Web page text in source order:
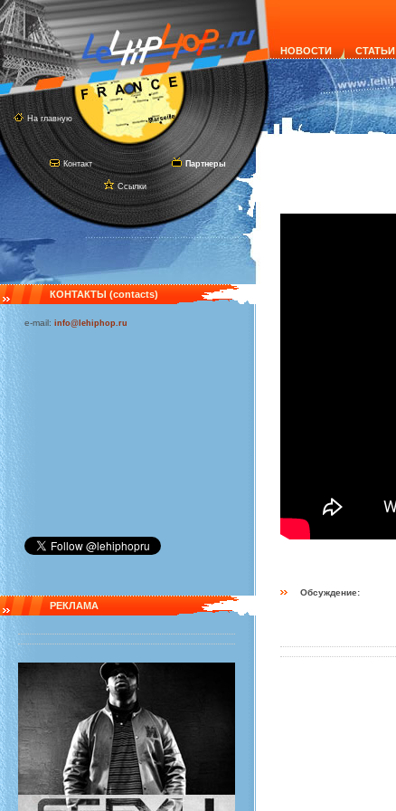
На главную
Контакт
Ссылки
Партнеры
НОВОСТИ СТАТЬИ
КОНТАКТЫ (contacts)
e-mail: info@lehiphop.ru
РЕКЛАМА
Обсуждение: